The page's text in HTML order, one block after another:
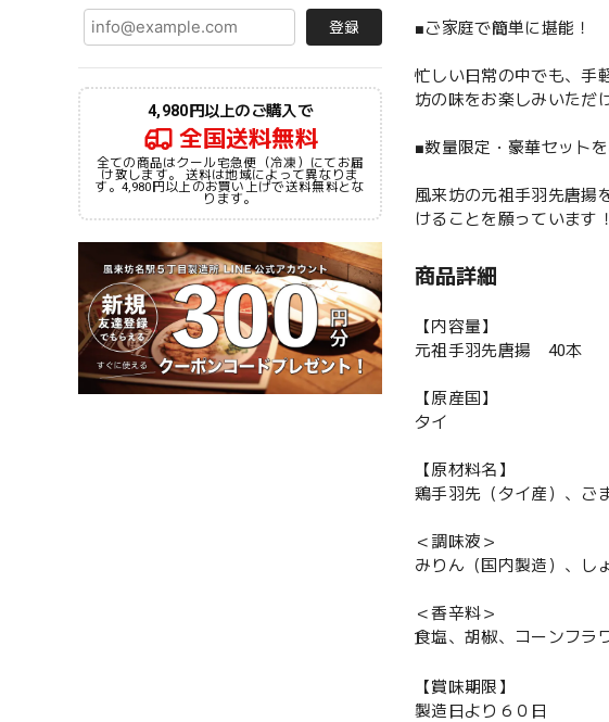
登録
4,980円以上のご購入で
全国送料無料
全ての商品はクール宅急便（冷凍）にてお届
け致します。 送料は地域によって異なりま
す。4,980円以上のお買い上げで送料無料とな
ります。
■ご家庭で簡単に堪能！
忙しい日常の中でも、手
坊の味をお楽しみいただ
■数量限定・豪華セット
風来坊の元祖手羽先唐揚
けることを願っています
商品詳細
【内容量】
元祖手羽先唐揚 40本
【原産国】
タイ
【原材料名】
鶏手羽先（タイ産）、ご
＜調味液＞
みりん（国内製造）、し
＜香辛料＞
食塩、胡椒、コーンフラ
【賞味期限】
製造日より６０日